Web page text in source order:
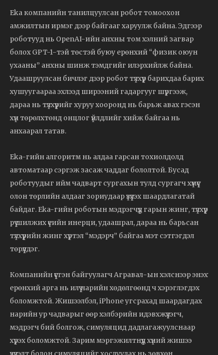
Eka компанийн танилцуулсан робот томоохон
амжилтын ирмэг дээр байгааг харуулж байна. Эдгээр
роботууд нь OpenAI-ийн анхны том хэлний загвар
болох GPT-1-тэй төстэй буюу ерөнхий “физик оюун
ухааны” анхны шинж тэмдгийг илэрхийлж байна.
Удаашруулсан бичлэг дээр робот түлхүүр барихдаа барих
хушуугаараа эхлээд ширээний гадаргууг шүргээж,
дараа нь түлхүүрийг хуруу хооронд нь барьж авах гэсэн
хүн төрөлхтөнд онцлог үйлдлийг хийж байгаа нь
анхаарал татав.
Eka-гийн алгоритм нь алдаа гарсан тохиолдолд
автоматаар сэргэж засаж чаддаг бололтой. Бусад
роботуудыг ийм чадварт сургахын тулд сургагч хүмүүс
олон төрлийн алдааг зориудаар үзүүлэх шаардлагатай
байдаг. Eka-гийн роботын мэдрэгчүүд гарын жинг, түлхүүр
рүү шилжих үеийн инерци, удаашрал, дараа нь барьсан
түлхүүрийн жинг хүртэл “мэдэрч” байгаа мэт сэтгэгдэл
төрүүлдэг.
Компанийн үүсгэн байгуулагч Агравал-ын хэлснээр энэхүү
ерөнхий арга нь илүү нарийн хөдөлгөөнд ч хэрэглэгдэх
боломжтой. Жишээлбэл, iPhone угсрахад шаардагдах
нарийн ур чадварыг өөр хэлбэрийн идэвхжүүлэгч,
мэдрэгч бий болгож, симуляцид дадлагажуулснаар
хүрэх боломжтой. Зарим мэргэжилтнүүд хүний жишээ